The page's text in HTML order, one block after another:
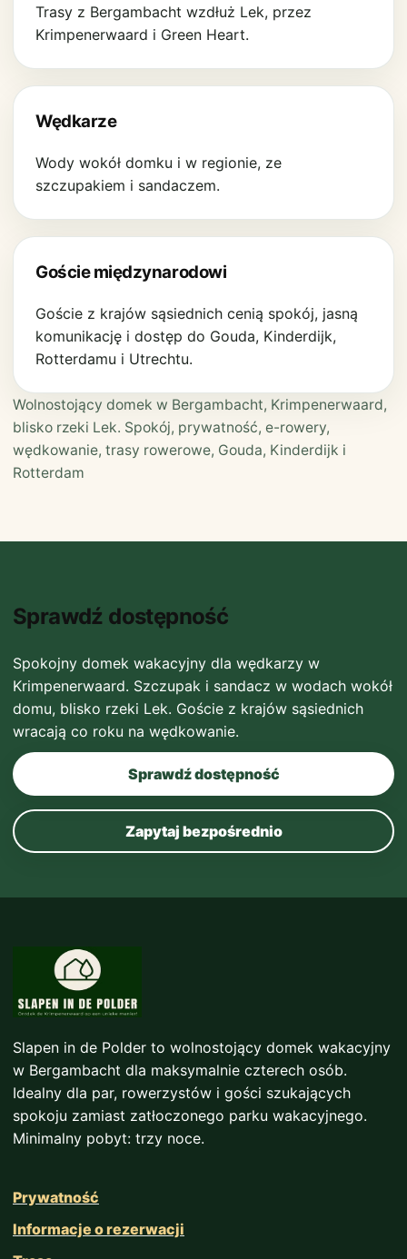
Trasy z Bergambacht wzdłuż Lek, przez
Krimpenerwaard i Green Heart.
Wędkarze
Wody wokół domku i w regionie, ze
szczupakiem i sandaczem.
Goście międzynarodowi
Goście z krajów sąsiednich cenią spokój, jasną
komunikację i dostęp do Gouda, Kinderdijk,
Rotterdamu i Utrechtu.
Wolnostojący domek w Bergambacht, Krimpenerwaard,
blisko rzeki Lek. Spokój, prywatność, e-rowery,
wędkowanie, trasy rowerowe, Gouda, Kinderdijk i
Rotterdam
Sprawdź dostępność
Spokojny domek wakacyjny dla wędkarzy w
Krimpenerwaard. Szczupak i sandacz w wodach wokół
domu, blisko rzeki Lek. Goście z krajów sąsiednich
wracają co roku na wędkowanie.
Sprawdź dostępność
Zapytaj bezpośrednio
Slapen in de Polder to wolnostojący domek wakacyjny
w Bergambacht dla maksymalnie czterech osób.
Idealny dla par, rowerzystów i gości szukających
spokoju zamiast zatłoczonego parku wakacyjnego.
Minimalny pobyt: trzy noce.
Prywatność
Informacje o rezerwacji